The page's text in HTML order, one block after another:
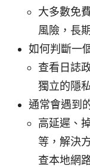
大多數免
風險，長
如何判斷一
查看日誌
獨立的隱
通常會遇到
高延遲、
等，解決
查本地網